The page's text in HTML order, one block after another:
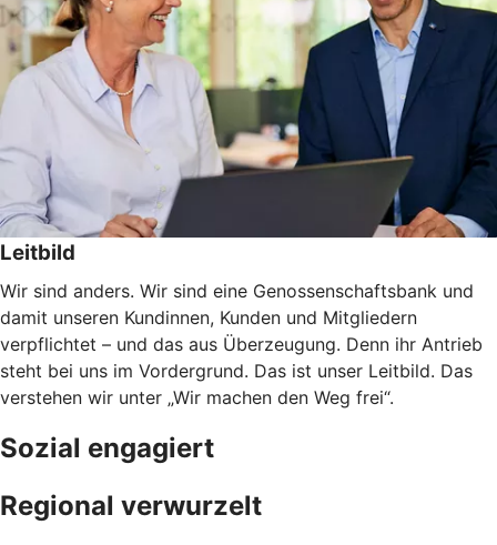
Leitbild
Wir sind anders. Wir sind eine Genossenschaftsbank und
damit unseren Kundinnen, Kunden und Mitgliedern
verpflichtet – und das aus Überzeugung. Denn ihr Antrieb
steht bei uns im Vordergrund. Das ist unser Leitbild. Das
verstehen wir unter „Wir machen den Weg frei“.
Sozial engagiert
Regional verwurzelt